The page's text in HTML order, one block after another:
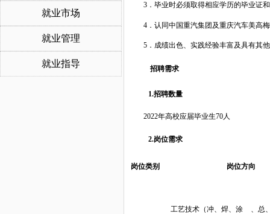
就业市场
就业管理
就业指导
3 ． 毕业时必须取得相应学历的毕业证
4 ． 认同中国重汽集团及重庆汽车美高
5 ． 成绩出色、实践经验丰富及具有其
招聘需求
1.招聘数量
2022年高校应届毕业生70 人
2.岗位需求
岗位类别 岗位方向
工艺技术（冲、焊、涂
、总